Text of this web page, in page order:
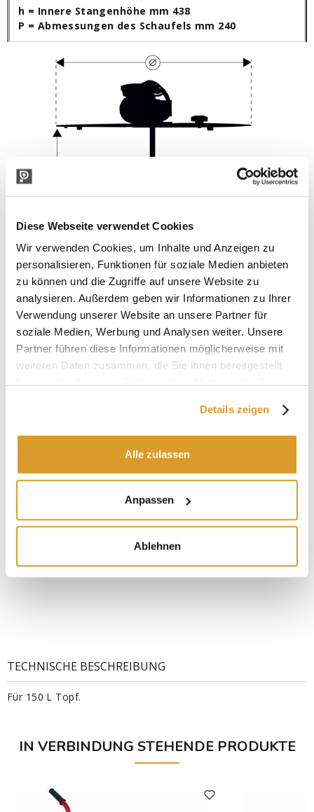
Diese Webseite verwendet Cookies
Wir verwenden Cookies, um Inhalte und Anzeigen zu
personalisieren, Funktionen für soziale Medien anbieten
zu können und die Zugriffe auf unsere Website zu
analysieren. Außerdem geben wir Informationen zu Ihrer
Verwendung unserer Website an unsere Partner für
soziale Medien, Werbung und Analysen weiter. Unsere
Partner führen diese Informationen möglicherweise mit
weiteren Daten zusammen, die Sie ihnen bereitgestellt
Details zeigen
Alle zulassen
Anpassen
Ablehnen
h = Innere Stangenhöhe mm 438
P = Abmessungen des Schaufels mm 240
TECHNISCHE BESCHREIBUNG
Für 150 L Topf.
IN VERBINDUNG STEHENDE PRODUKTE